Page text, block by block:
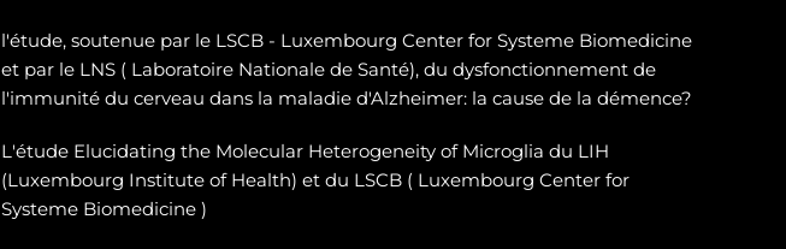
l'étude, soutenue par le LSCB - Luxembourg Center for Systeme Biomedicine
et par le LNS ( Laboratoire Nationale de Santé), du dysfonctionnement de
l'immunité du cerveau dans la maladie d'Alzheimer: la cause de la démence?
L'étude Elucidating the Molecular Heterogeneity of Microglia du LIH
(Luxembourg Institute of Health) et du LSCB ( Luxembourg Center for
Systeme Biomedicine )